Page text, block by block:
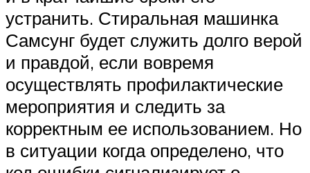
устранить. Стиральная машинка
Самсунг будет служить долго верой
и правдой, если вовремя
осуществлять профилактические
мероприятия и следить за
корректным ее использованием. Но
в ситуации когда определено, что